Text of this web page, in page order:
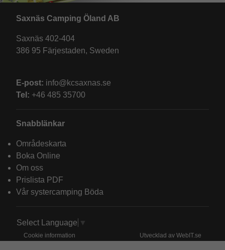
Saxnäs Camping Öland AB
Saxnäs 402-404
386 95 Färjestaden, Sweden
E-post: info@kcsaxnas.se
Tel: +46 485 35700
Snabblänkar
Områdeskarta
Boka Online
Om oss
Prislista PDF
Vår systercamping Böda
Select Language ▼
Cookie information Utvecklad av WebIT.se